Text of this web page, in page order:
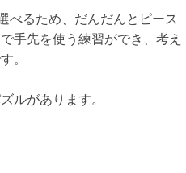
べるため、だんだんとピース
手先を使う練習ができ、考え
。
ルがあります。